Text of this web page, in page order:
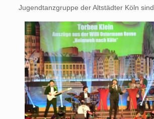
Jugendtanzgruppe der Altstädter Köln sind.